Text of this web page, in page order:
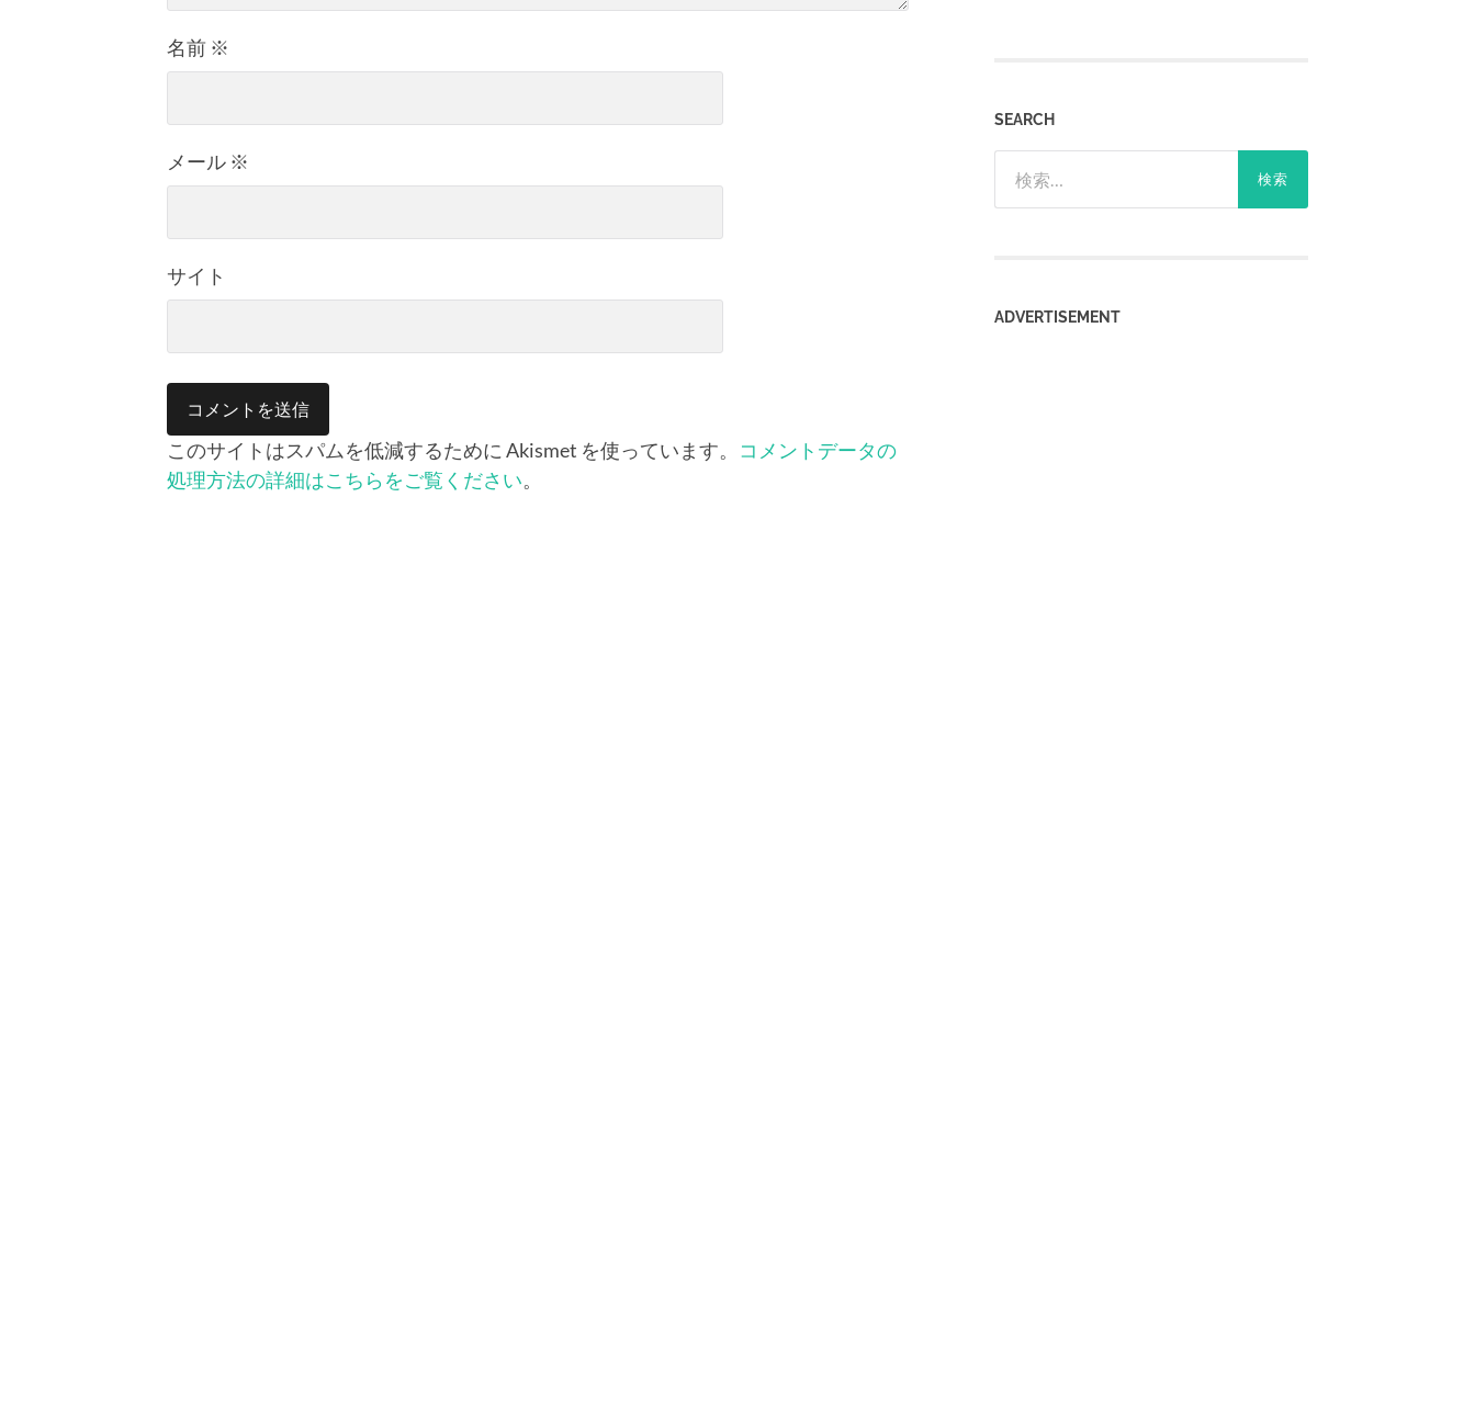
名前 ※
メール ※
サイト
このサイトはスパムを低減するために Akismet を使っています。 コメントデータの
処理方法の詳細はこちらをご覧ください。
SEARCH
‎ADVERTISEMENT